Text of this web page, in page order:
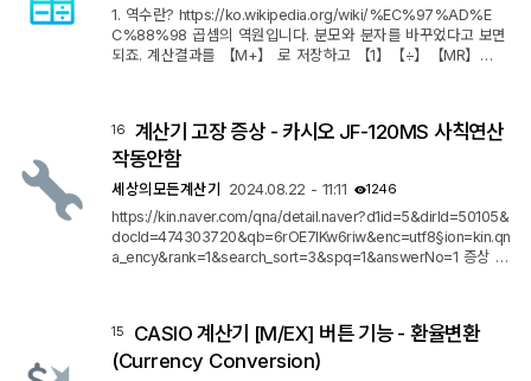
1. 역수란? https://ko.wikipedia.org/wiki/%EC%97%AD%E
C%88%98 곱셈의 역원입니다. 분모와 분자를 바꾸었다고 보면
되죠. 계산결과를 【M+】 로 저장하고 【1】【÷】【MR】
됩니다. 【=】 을 한번만 누르면 a ÷ a 가 되어서 1 이 되고, 거기
서 【=】 을 한번 더 눌러야 1÷a 가 계산됩니다. 예시 : 1÷(3+5)
16
계산기 고장 증상 - 카시오 JF-120MS 사칙연산
작동안함
세상의모든계산기 2024.08.22 - 11:11 1246
https://kin.naver.com/qna/detail.naver?d1id=5&dirId=50105&
docId=474303720&qb=6rOE7IKw6riw&enc=utf8§ion=kin.qn
a_ency&rank=1&search_sort=3&spq=1&answerNo=1 증상 숫
15
CASIO 계산기 [M/EX] 버튼 기능 - 환율변환
(Currency Conversion)